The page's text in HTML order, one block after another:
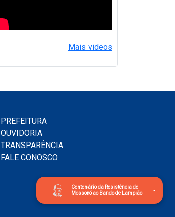
Centenário da Resistência de
Mossoró ao Bando de Lampião
Mais videos
PREFEITURA
OUVIDORIA
TRANSPARÊNCIA
FALE CONOSCO